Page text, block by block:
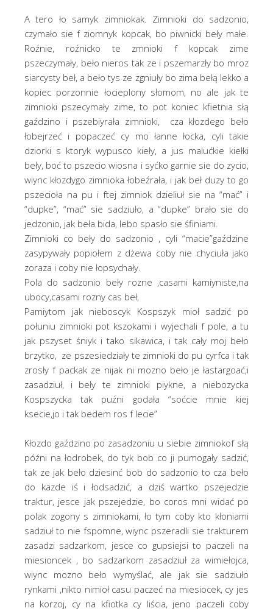
A tero ło samyk zimniokak. Zimnioki do sadzonio,
czymało sie f ziomnyk kopcak, bo piwnicki beły małe.
Roźnie, roźnicko te zmnioki f kopcak zime
pszeczymały, beło nieros tak ze i pszemarzły bo mroz
siarcysty beł, a beło tys ze zgniuły bo zima bełą lekko a
kopiec porzonnie łocieplony słomom, no ale jak te
zimnioki pszecymały zime, to pot koniec kfietnia słą
gaździno i pszebiyrała zimnioki, cza kłozdego beło
łobejrzeć i popaczeć cy mo łanne łocka, cyli takie
dziorki s ktoryk wypusco kieły, a jus malućkie kiełki
beły, boć to pszecio wiosna i syćko garnie sie do zycio,
wiync kłozdygo zimnioka łobeźrała, i jak beł duzy to go
pszecioła na pu i ftej zimniok dzieliuł sie na “mać” i
“dupke”, “mać” sie sadziuło, a “dupke” brało sie do
jedzonio, jak beła bida, lebo spasło sie śfiniami.
Zimnioki co beły do sadzonio , cyli “macie”gaździne
zasypywały popiołem z dżewa coby nie chyciuła jako
zoraza i coby nie łopsychały.
Pola do sadzonio beły rozne ,casami kamiyniste,na
ubocy,casami rozny cas beł,
Pamiytom jak nieboscyk Kospszyk mioł sadzić po
połuniu zimnioki pot kszokami i wyjechali f pole, a tu
jak pszyset śniyk i tako sikawica, i tak cały moj beło
brzytko, ze pszesiedziały te zimnioki do pu cyrfca i tak
zrosły f packak ze nijak ni mozno beło je łastargoać,i
zasadziuł, i beły te zimnioki piykne, a niebozycka
Kospszycka tak puźni godała “soćcie mnie kiej
ksecie,jo i tak bedem ros f lecie”
Kłozdo gaździno po zasadzoniu u siebie zimniokof słą
późni na łodrobek, do tyk bob co ji pumogały sadzić,
tak ze jak beło dziesinć bob do sadzonio to cza beło
do kazde iś i łodsadzić, a dziś wartko pszejedzie
traktur, jesce jak pszejedzie, bo coros mni widać po
polak zogony s zimniokami, ło tym coby kto kłoniami
sadziuł to nie fspomne, wiync pszeradli sie trakturem
zasadzi sadzarkom, jesce co gupsiejsi to paczeli na
miesioncek , bo sadzarkom zasadziuł za wimiełojca,
wiync mozno beło wymyślać, ale jak sie sadziuło
rynkami ,nikto nimioł casu paczeć na miesiocek, cy jes
na korzoj, cy na kfiotka cy liścia, jeno paczeli coby